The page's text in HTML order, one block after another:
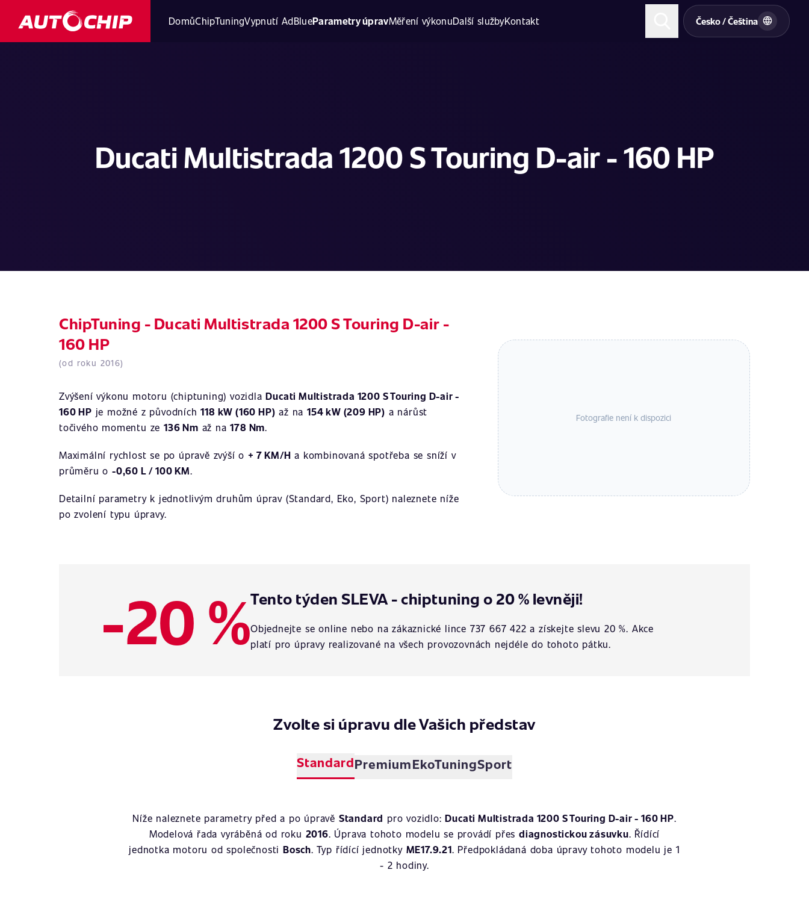
DomůChipTuningVypnutí AdBlueParametry úpravMěření výkonuDalší službyKontakt Česko / Čeština
Ducati Multistrada 1200 S Touring D-air - 160 HP
ChipTuning - Ducati Multistrada 1200 S Touring D-air -
160 HP
(od roku 2016)
Zvýšení výkonu motoru (chiptuning) vozidlaDucati Multistrada 1200 S Touring D-air -
160 HP je možné z původních118 kW (160 HP) až na154 kW (209 HP) a nárůst
točivého momentu ze136 Nm až na178 Nm.
Maximální rychlost se po úpravě zvýší o + 7 KM/H a kombinovaná spotřeba se sníží v
průměru o-0,60 L / 100 KM.
Detailní parametry k jednotlivým druhům úprav (Standard, Eko, Sport) naleznete níže
po zvolení typu úpravy.
Fotografie není k dispozici
-20 %Tento týden SLEVA - chiptuning o 20 % levněji!
Objednejte se online nebo na zákaznické lince 737 667 422 a získejte slevu 20 %. Akce
platí pro úpravy realizované na všech provozovnách nejdéle do tohoto pátku.
Zvolte si úpravu dle Vašich představ
StandardPremiumEkoTuningSport
Níže naleznete parametry před a po úpravě Standard pro vozidlo:Ducati Multistrada 1200 S Touring D-air - 160 HP.
Modelová řada vyráběná od roku 2016. Úprava tohoto modelu se provádí přes diagnostickou zásuvku. Řídící
jednotka motoru od společnostiBosch. Typ řídící jednotky ME17.9.21. Předpokládaná doba úpravy tohoto modelu je 1
- 2 hodiny.